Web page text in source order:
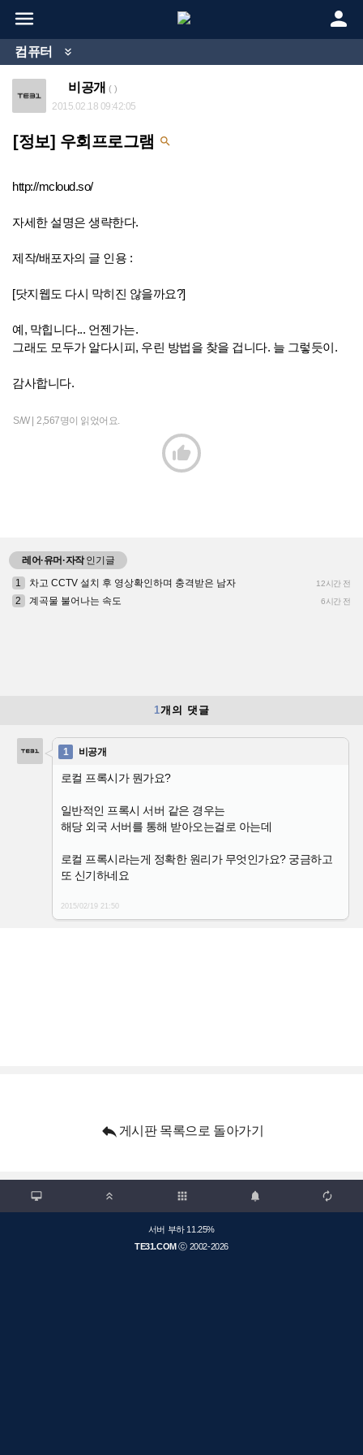
 
컴퓨터 
비공개 ( )
2015.02.18 09:42:05
[정보] 우회프로그램 
http://mcloud.so/
자세한 설명은 생략한다.
제작/배포자의 글 인용 :
[닷지웹도 다시 막히진 않을까요?]
예, 막힙니다... 언젠가는.
그래도 모두가 알다시피, 우린 방법을 찾을 겁니다. 늘 그렇듯이.
감사합니다.
S/W | 2,567명이 읽었어요.

레어·유머·자작인기글
1
차고 CCTV 설치 후 영상확인하며 충격받은 남자 12시간 전
2 계곡물 불어나는 속도 6시간 전
1개의 댓글
1 비공개
로컬 프록시가 뭔가요?
일반적인 프록시 서버 같은 경우는
해당 외국 서버를 통해 받아오는걸로 아는데
로컬 프록시라는게 정확한 원리가 무엇인가요? 궁금하고
또 신기하네요
2015/02/1921:50
 게시판 목록으로 돌아가기
  apps  
서버 부하 11.25%
TE31.COMⓒ 2002-2026